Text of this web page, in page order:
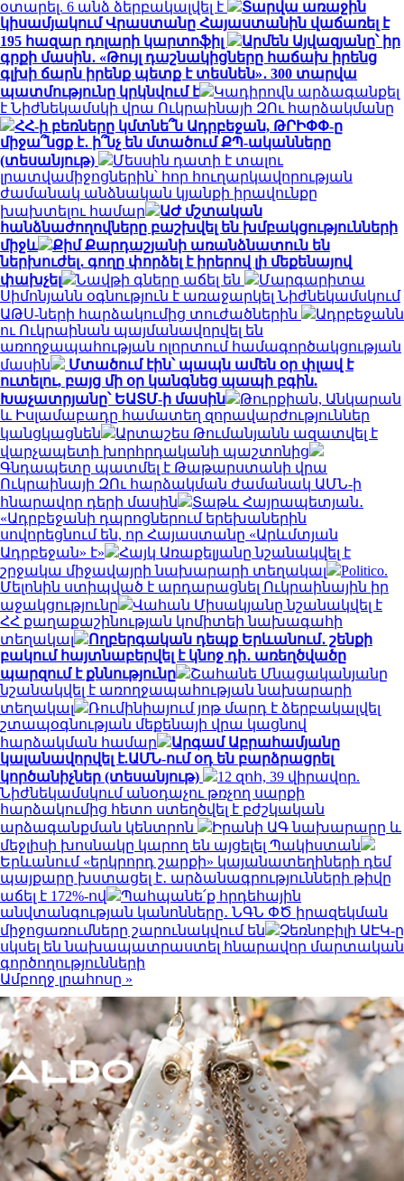
օտարել. 6 անձ ձերբակալվել է
Տարվա առաջին
կիսամյակում Վրաստանը Հայաստանին վաճառել է
195 հազար դոլարի կարտոֆիլ
Արմեն Այվազյանը՝ իր
գրքի մասին․ «Թույլ դաշնակիցները հաճախ իրենց
գլխի ճարն իրենք պետք է տեսնեն»․ 300 տարվա
պատմությունը կրկնվում է
Կադիրովն արձագանքել
է Նիժնեկամսկի վրա Ուկրաինայի ԶՈւ հարձակմանը
ՀՀ-ի բեռները կմտնե՞ն Ադրբեջան, ԹՐԻՓՓ-ը
միջա՞նցք է․ ի՞նչ են մտածում ՔՊ-ականները
(տեսանյութ)
Մեսսին դատի է տալու
լրատվամիջոցներին՝ հոր հուղարկավորության
ժամանակ անձնական կյանքի իրավունքը
խախտելու համար
ԱԺ մշտական
հանձնաժողովները բաշխվել են խմբակցությունների
միջև
Քիմ Քարդաշյանի առանձնատուն են
ներխուժել․ գողը փորձել է իրերով լի մեքենայով
փախչել
Նավթի գները աճել են
Մարգարիտա
Սիմոնյանն օգնություն է առաջարկել Նիժնեկամսկում
ԱԹՍ-ների հարձակումից տուժածներին
Ադրբեջանն
ու Ուկրաինան պայմանավորվել են
առողջապահության ոլորտում համագործակցության
մասին
Մտածում էին՝ պապն ամեն օր փլավ է
ուտելու, բայց մի օր կանգնեց պապի բգին.
Խաչատրյանը՝ ԵԱՏՄ-ի մասին
Թուրքիան, Անկարան
և Իսլամաբադը համատեղ զորավարժություններ
կանցկացնեն
Արտաշես Թումանյանն ազատվել է
վարչապետի խորհրդականի պաշտոնից
Գնդապետը պատմել է Թաթարստանի վրա
Ուկրաինայի ԶՈւ հարձակման ժամանակ ԱՄՆ-ի
հնարավոր դերի մասին
Տաթև Հայրապետյան․
«Ադրբեջանի դպրոցներում երեխաներին
սովորեցնում են, որ Հայաստանը «Արևմտյան
Ադրբեջան» է»
Հայկ Առաքելյանը նշանակվել է
շրջակա միջավայրի նախարարի տեղակալ
Politico.
Մելոնին ստիպված է արդարացնել Ուկրաինային իր
աջակցությունը
Վահան Միսակյանը նշանակվել է
ՀՀ քաղաքաշինության կոմիտեի նախագահի
տեղակալ
Ողբերգական դեպք Երևանում․ շենքի
բակում հայտնաբերվել է կնոջ դի․ առեղծվածը
պարզում է քննությունը
Շահանե Մնացականյանը
նշանակվել է առողջապահության նախարարի
տեղակալ
Ռումինիայում յոթ մարդ է ձերբակալվել
շտապօգնության մեքենայի վրա կացնով
հարձակման համար
Արգամ Աբրահամյանը
կալանավորվել է.ԱՄՆ-ում օդ են բարձրացրել
կործանիչներ (տեսանյութ)
12 զոհ, 39 վիրավոր.
Նիժնեկամսկում անօդաչու թռչող սարքի
հարձակումից հետո ստեղծվել է բժշկական
արձագանքման կենտրոն
Իրանի ԱԳ նախարարը և
մեջլիսի խոսնակը կարող են այցելել Պակիստան
Երևանում «երկրորդ շարքի» կայանատեղիների դեմ
պայքարը խստացել է․ արձանագրությունների թիվը
աճել է 172%-ով
Պահպանե՛ք հրդեհային
անվտանգության կանոնները․ ՆԳՆ ՓԾ իրազեկման
միջոցառումները շարունակվում են
Չեռնոբիլի ԱԷԿ-ը
սկսել են նախապատրաստել հնարավոր մարտական
գործողությունների
Ամբողջ լրահոսը »